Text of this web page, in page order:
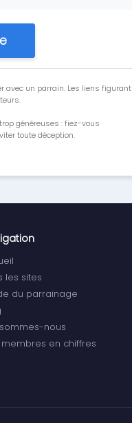
avec un parrain. Les liens figurant
généreuses : fiez-vous
toute déception.
les sites
du parrainage
nous
membres en chiffres